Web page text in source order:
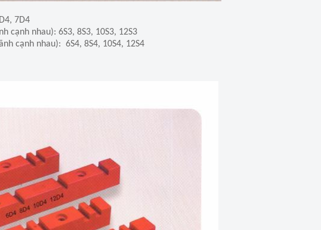
7D4
cạnh nhau): 6S3, 8S3, 10S3, 12S3
cạnh nhau): 6S4, 8S4, 10S4, 12S4